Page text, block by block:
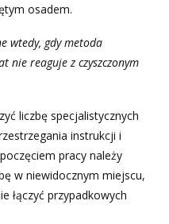
osadem.
wtedy, gdy metoda
nie reaguje z czyszczonym
liczbę specjalistycznych
instrukcji i
pracy należy
w niewidocznym miejscu,
łączyć przypadkowych